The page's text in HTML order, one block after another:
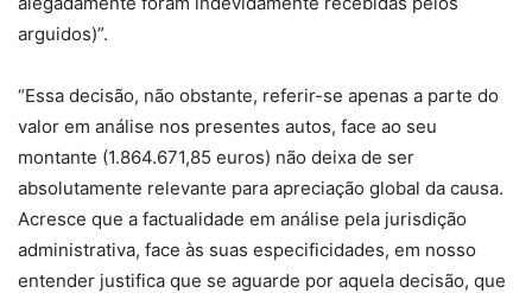
arguidos)”.
“Essa decisão, não obstante, referir-se apenas a parte do
valor em análise nos presentes autos, face ao seu
montante (1.864.671,85 euros) não deixa de ser
absolutamente relevante para apreciação global da causa.
Acresce que a factualidade em análise pela jurisdição
administrativa, face às suas especificidades, em nosso
entender justifica que se aguarde por aquela decisão, que